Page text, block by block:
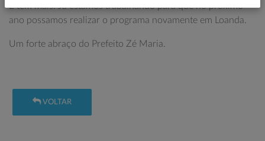
E tem mais! Já estamos trabalhando para que no próximo
ano possamos realizar o programa novamente em Loanda.
Um forte abraço do Prefeito Zé Maria.
VOLTAR